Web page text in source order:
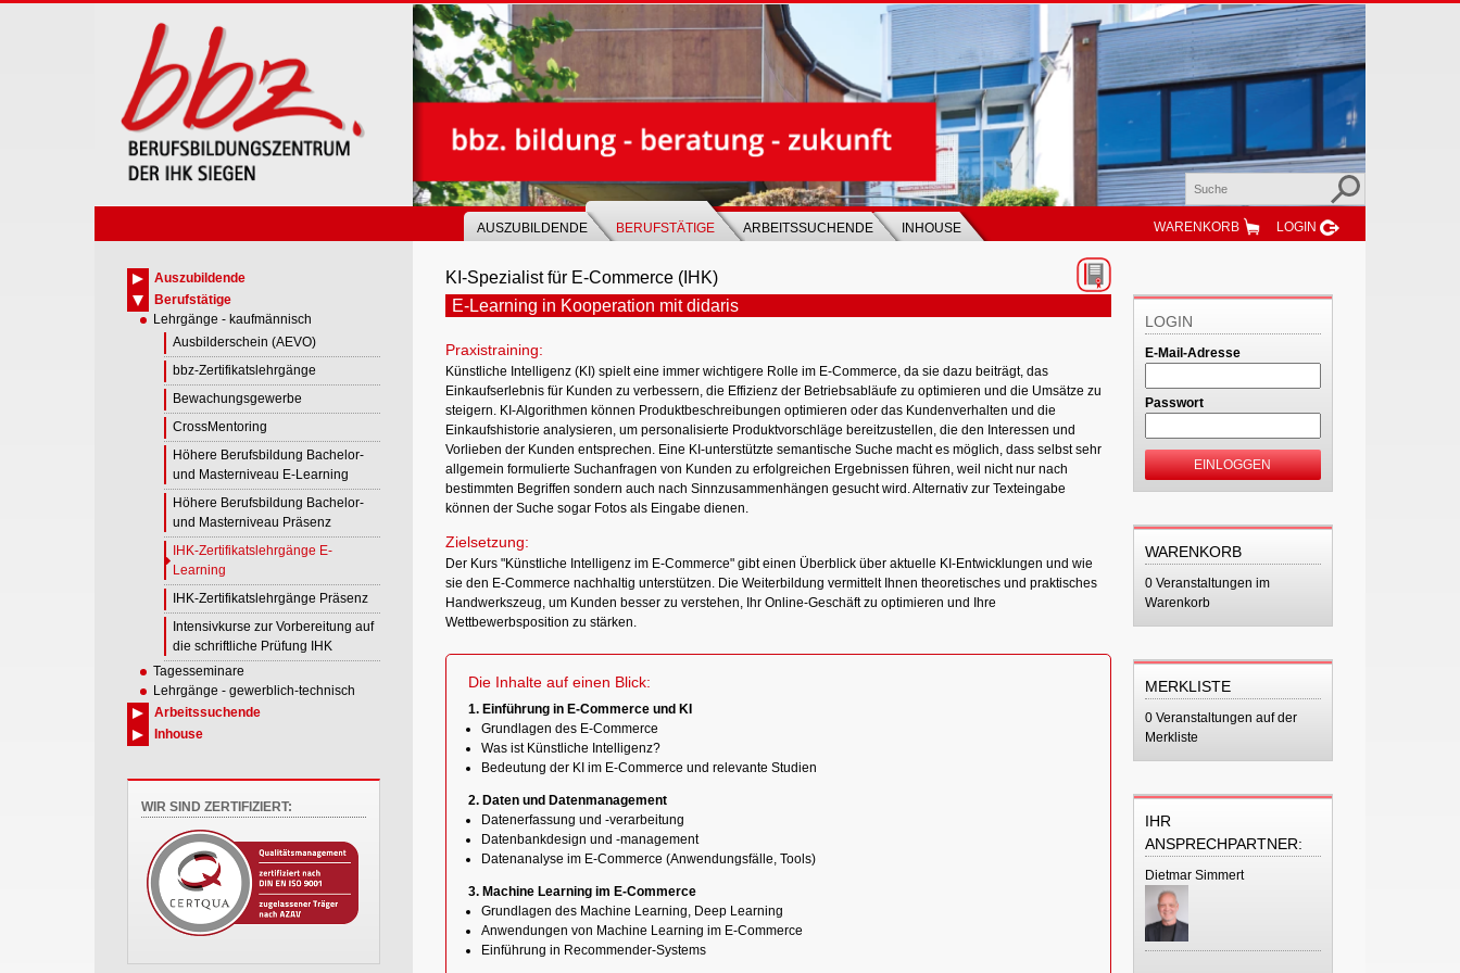
AUSZUBILDENDE BERUFSTÄTIGE ARBEITSSUCHENDE INHOUSE WARENKORB LOGIN
KI-Spezialist für E-Commerce (IHK)
E-Learning in Kooperation mit didaris
Praxistraining:
Künstliche Intelligenz (KI) spielt eine immer wichtigere Rolle im E-Commerce, da sie dazu beiträgt, das
Einkaufserlebnis für Kunden zu verbessern, die Effizienz der Betriebsabläufe zu optimieren und die Umsätze zu
steigern. KI-Algorithmen können Produktbeschreibungen optimieren oder das Kundenverhalten und die
Einkaufshistorie analysieren, um personalisierte Produktvorschläge bereitzustellen, die den Interessen und
Vorlieben der Kunden entsprechen. Eine KI-unterstützte semantische Suche macht es möglich, dass selbst sehr
allgemein formulierte Suchanfragen von Kunden zu erfolgreichen Ergebnissen führen, weil nicht nur nach
bestimmten Begriffen sondern auch nach Sinnzusammenhängen gesucht wird. Alternativ zur Texteingabe
können der Suche sogar Fotos als Eingabe dienen.
Zielsetzung:
Der Kurs "Künstliche Intelligenz im E-Commerce" gibt einen Überblick über aktuelle KI-Entwicklungen und wie
sie den E-Commerce nachhaltig unterstützen. Die Weiterbildung vermittelt Ihnen theoretisches und praktisches
Handwerkszeug, um Kunden besser zu verstehen, Ihr Online-Geschäft zu optimieren und Ihre
Wettbewerbsposition zu stärken.
Die Inhalte auf einen Blick:
1. Einführung in E-Commerce und KI
Grundlagen des E-Commerce
Was ist Künstliche Intelligenz?
Bedeutung der KI im E-Commerce und relevante Studien
2. Daten und Datenmanagement
Datenerfassung und -verarbeitung
Datenbankdesign und -management
Datenanalyse im E-Commerce (Anwendungsfälle, Tools)
3. Machine Learning im E-Commerce
Grundlagen des Machine Learning, Deep Learning
Anwendungen von Machine Learning im E-Commerce
Einführung in Recommender-Systems
LOGIN
E-Mail-Adresse
Passwort
EINLOGGEN
WARENKORB
0 Veranstaltungen im
Warenkorb
MERKLISTE
0 Veranstaltungen auf der
Merkliste
IHR
ANSPRECHPARTNER:
Dietmar Simmert
Auszubildende
Berufstätige
Lehrgänge - kaufmännisch
Ausbilderschein (AEVO)
bbz-Zertifikatslehrgänge
Bewachungsgewerbe
CrossMentoring
Höhere Berufsbildung Bachelor-
und Masterniveau E-Learning
Höhere Berufsbildung Bachelor-
und Masterniveau Präsenz
IHK-Zertifikatslehrgänge E-
Learning
IHK-Zertifikatslehrgänge Präsenz
Intensivkurse zur Vorbereitung auf
die schriftliche Prüfung IHK
Tagesseminare
Lehrgänge - gewerblich-technisch
Arbeitssuchende
Inhouse
WIR SIND ZERTIFIZIERT: